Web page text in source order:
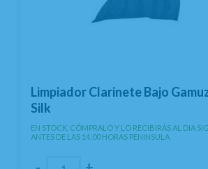
Limpiador Clarinete Bajo
Silk
EN STOCK. CÓMPRALO Y LO RECIBIRÁS AL DIA
ANTES DE LAS 14:00 HORAS PENINSULA